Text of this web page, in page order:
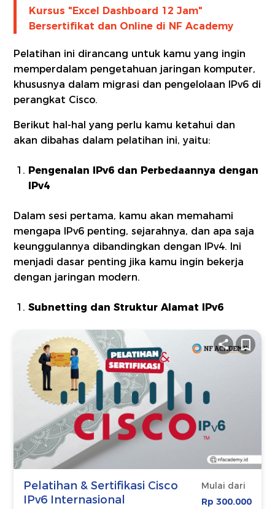
Kursus "Excel Dashboard 12 Jam"
Bersertifikat dan Online di NF Academy
Pelatihan ini dirancang untuk kamu yang ingin
memperdalam pengetahuan jaringan komputer,
khususnya dalam migrasi dan pengelolaan IPv6 di
perangkat Cisco.
Berikut hal-hal yang perlu kamu ketahui dan
akan dibahas dalam pelatihan ini, yaitu:
Pengenalan IPv6 dan Perbedaannya dengan
IPv4
Dalam sesi pertama, kamu akan memahami
mengapa IPv6 penting, sejarahnya, dan apa saja
keunggulannya dibandingkan dengan IPv4. Ini
menjadi dasar penting jika kamu ingin bekerja
dengan jaringan modern.
Subnetting dan Struktur Alamat IPv6
Pelatihan & Sertifikasi Cisco
IPv6 Internasional
Mulai dari
Rp 300.000